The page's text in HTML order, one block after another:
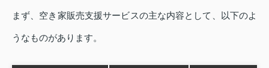
まず、空き家販売支援サービスの主な内容として、以下のよ
うなものがあります。